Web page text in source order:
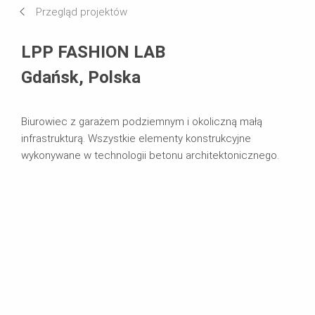
Przegląd projektów
LPP FASHION LAB
Gdańsk, Polska
Biurowiec z garażem podziemnym i okoliczną małą
infrastrukturą. Wszystkie elementy konstrukcyjne
wykonywane w technologii betonu architektonicznego.